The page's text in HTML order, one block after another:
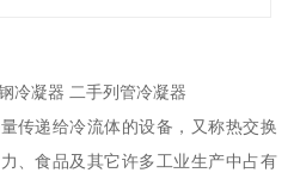
冷凝器 二手列管冷凝器
传递给冷流体的设备，又称热交换
、食品及其它许多工业生产中占有